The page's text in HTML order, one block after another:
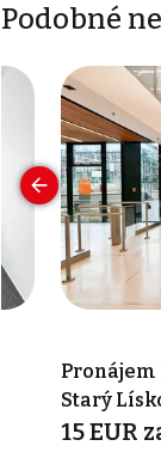
Podobné
Pronájem
Starý
15 EUR